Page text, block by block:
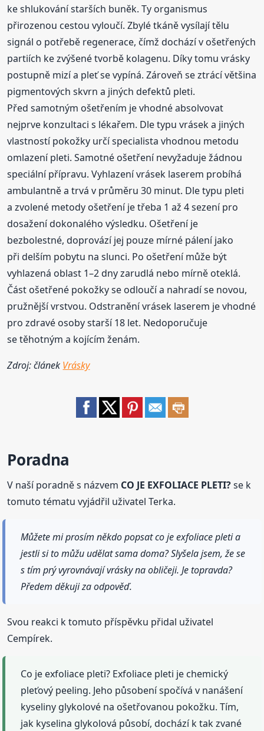
ke shlukování starších buněk. Ty organismus
přirozenou cestou vyloučí. Zbylé tkáně vysílají tělu
signál o potřebě regenerace, čímž dochází v ošetřených
partiích ke zvýšené tvorbě kolagenu. Díky tomu vrásky
postupně mizí a pleť se vypíná. Zároveň se ztrácí většina
pigmentových skvrn a jiných defektů pleti.
Před samotným ošetřením je vhodné absolvovat
nejprve konzultaci s lékařem. Dle typu vrásek a jiných
vlastností pokožky určí specialista vhodnou metodu
omlazení pleti. Samotné ošetření nevyžaduje žádnou
speciální přípravu. Vyhlazení vrásek laserem probíhá
ambulantně a trvá v průměru 30 minut. Dle typu pleti
a zvolené metody ošetření je třeba 1 až 4 sezení pro
dosažení dokonalého výsledku. Ošetření je
bezbolestné, doprovází jej pouze mírné pálení jako
při delším pobytu na slunci. Po ošetření může být
vyhlazená oblast 1–2 dny zarudlá nebo mírně oteklá.
Část ošetřené pokožky se odloučí a nahradí se novou,
pružnější vrstvou. Odstranění vrásek laserem je vhodné
pro zdravé osoby starší 18 let. Nedoporučuje
se těhotným a kojícím ženám.
Zdroj: článek Vrásky
Poradna
V naší poradně s názvem CO JE EXFOLIACE PLETI?se k
tomuto tématu vyjádřil uživatel Terka.
Můžete mi prosím někdo popsat co je exfoliace pleti a
jestli si to můžu udělat sama doma? Slyšela jsem, že se
s tím prý vyrovnávají vrásky na obličeji. Je topravda?
Předem děkuji za odpověď.
Svou reakci k tomuto příspěvku přidal uživatel
Cempírek.
Co je exfoliace pleti? Exfoliace pleti je chemický
pleťový peeling. Jeho působení spočívá v nanášení
kyseliny glykolové na ošetřovanou pokožku. Tím,
jak kyselina glykolová působí, dochází k tak zvané